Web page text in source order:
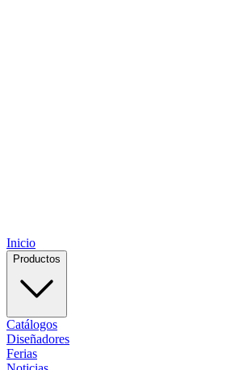
Inicio
Productos
Catálogos
Diseñadores
Ferias